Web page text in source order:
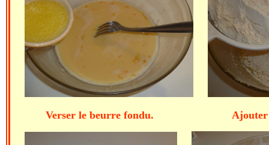
Verser le beurre fondu. Ajouter la